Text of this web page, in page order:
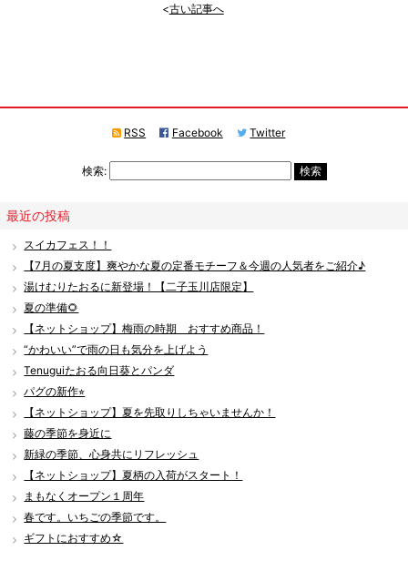
古い記事へ
RSS Facebook Twitter
検索:
最近の投稿
スイカフェス！！
【7月の夏支度】爽やかな夏の定番モチーフ＆今週の人気者をご紹介♪
湯けむりたおるに新登場！【二子玉川店限定】
夏の準備🌻
【ネットショップ】梅雨の時期 おすすめ商品！
“かわいい”で雨の日も気分を上げよう
Tenuguiたおる向日葵とパンダ
パグの新作⭐︎
【ネットショップ】夏を先取りしちゃいませんか！
藤の季節を身近に
新緑の季節、心身共にリフレッシュ
【ネットショップ】夏柄の入荷がスタート！
まもなくオープン１周年
春です。いちごの季節です。
ギフトにおすすめ☆